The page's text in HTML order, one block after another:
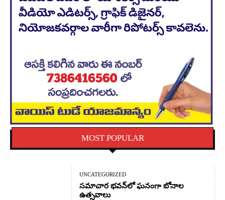
MOST POPULAR
UNCATEGORIZED
సమాచార భవన్‌లో ఘనంగా బోనాల
ఉత్సవాలు